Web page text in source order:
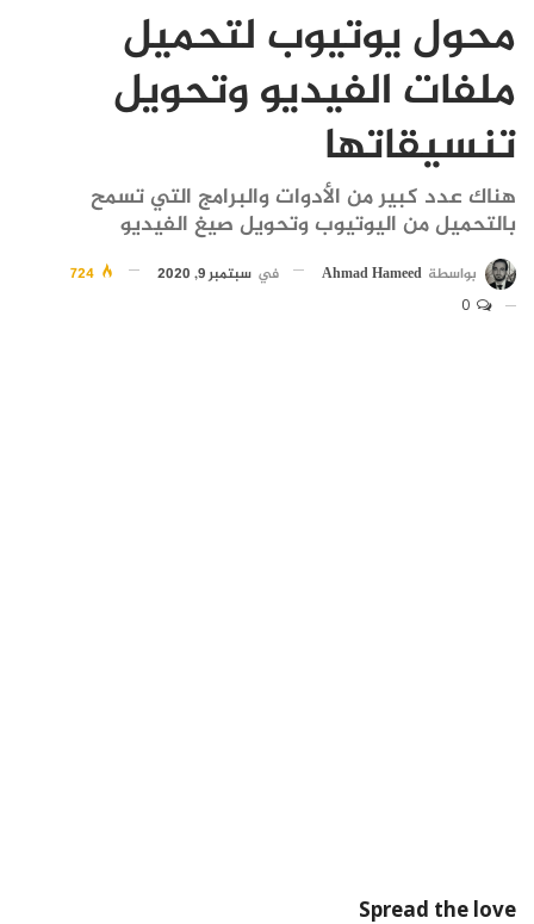
محول يوتيوب لتحميل
ملفات الفيديو وتحويل
تنسيقاتها
هناك عدد كبير من الأدوات والبرامج التي تسمح
بالتحميل من اليوتيوب وتحويل صيغ الفيديو
بواسطة Ahmad Hameed في سبتمبر 9, 2020
Spread the love